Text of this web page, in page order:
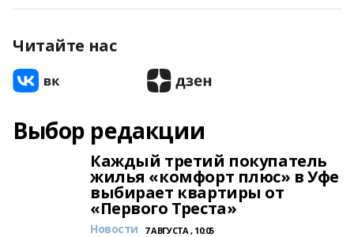
Читайте нас
Выбор редакции
Каждый третий покупатель
жилья «комфорт плюс» в Уфе
выбирает квартиры от
«Первого Треста»
Новости 7 АВГУСТА , 10:05